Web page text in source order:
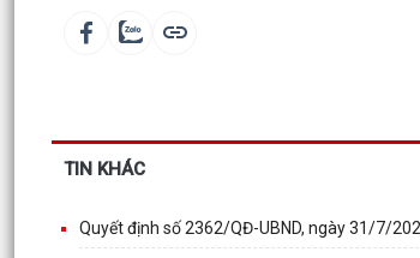
TIN KHÁC
Quyết định số 2362/QĐ-UBND, ngày 31/7/